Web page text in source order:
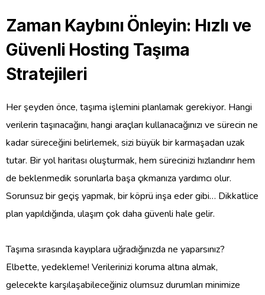
Zaman Kaybını Önleyin: Hızlı ve
Güvenli Hosting Taşıma
Stratejileri
Her şeyden önce, taşıma işlemini planlamak gerekiyor. Hangi
verilerin taşınacağını, hangi araçları kullanacağınızı ve sürecin ne
kadar süreceğini belirlemek, sizi büyük bir karmaşadan uzak
tutar. Bir yol haritası oluşturmak, hem sürecinizi hızlandırır hem
de beklenmedik sorunlarla başa çıkmanıza yardımcı olur.
Sorunsuz bir geçiş yapmak, bir köprü inşa eder gibi… Dikkatlice
plan yapıldığında, ulaşım çok daha güvenli hale gelir.
Taşıma sırasında kayıplara uğradığınızda ne yaparsınız?
Elbette, yedekleme! Verilerinizi koruma altına almak,
gelecekte karşılaşabileceğiniz olumsuz durumları minimize